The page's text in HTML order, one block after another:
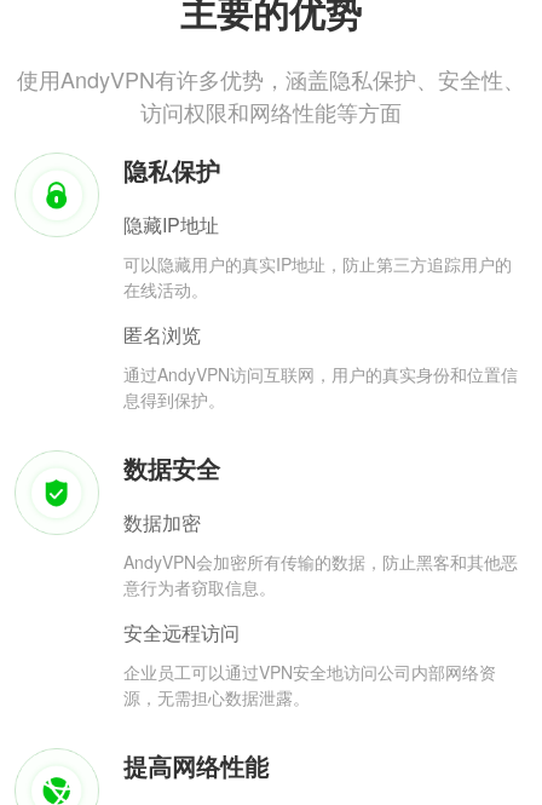
主要的优势
使用AndyVPN有许多优势，涵盖隐私保护、安全性、
访问权限和网络性能等方面
隐私保护
隐藏IP地址
可以隐藏用户的真实IP地址，防止第三方追踪用户的
在线活动。
匿名浏览
通过AndyVPN访问互联网，用户的真实身份和位置信
息得到保护。
数据安全
数据加密
AndyVPN会加密所有传输的数据，防止黑客和其他恶
意行为者窃取信息。
安全远程访问
企业员工可以通过VPN安全地访问公司内部网络资
源，无需担心数据泄露。
提高网络性能